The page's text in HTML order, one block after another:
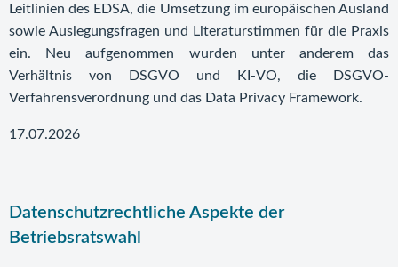
Leitlinien des EDSA, die Umsetzung im europäischen Ausland
sowie Auslegungsfragen und Literaturstimmen für die Praxis
ein. Neu aufgenommen wurden unter anderem das
Verhältnis von DSGVO und KI-VO, die DSGVO-
Verfahrensverordnung und das Data Privacy Framework.
17.07.2026
Datenschutzrechtliche Aspekte der
Betriebsratswahl